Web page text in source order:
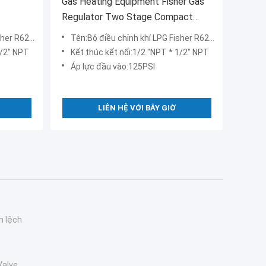
R622-5
NPT
Regulator Two Stage Compact
Design
Tên:Bộ điều chỉnh khí LPG Fisher R622-4
Kết thúc kết nối:1/2 "NPT * 1/2" NPT
Áp lực đầu vào:125PSI
LIÊN HỆ VỚI BÂY GIỜ
lệch